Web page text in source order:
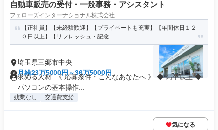
自動車販売の受付・一般事務・アシスタント
フェローズインターナショナル株式会社
【正社員】【未経験歓迎】【プライベートも充実】【年間休日１２
０日以上】【リフレッシュ・記念...
埼玉県三郷市中央
月給23万5000円～36万5000円
求める人材: 《 応募条件・こんなあなたへ 》 ◆ 高卒以上 ◆
パソコンの基本操作...
残業なし 交通費支給
気になる